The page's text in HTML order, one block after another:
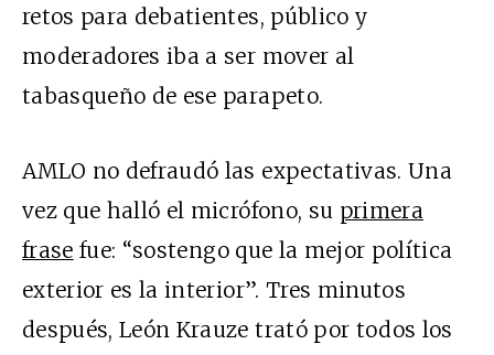
retos para debatientes, público y
moderadores iba a ser mover al
tabasqueño de ese parapeto.
AMLO no defraudó las expectativas. Una
vez que halló el micrófono, su primera
frase fue: “sostengo que la mejor política
exterior es la interior”. Tres minutos
después, León Krauze trató por todos los